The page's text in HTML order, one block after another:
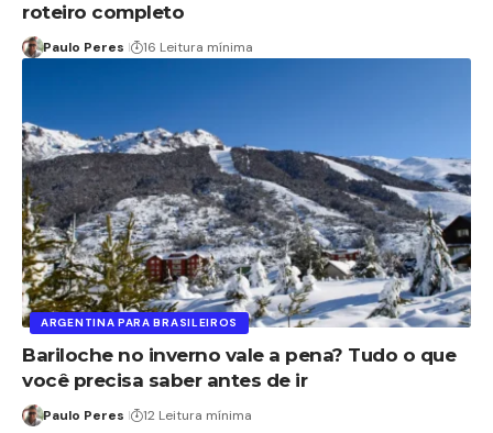
roteiro completo
Paulo Peres 16 Leitura mínima
ARGENTINA PARA BRASILEIROS
Bariloche no inverno vale a pena? Tudo o que
você precisa saber antes de ir
Paulo Peres 12 Leitura mínima